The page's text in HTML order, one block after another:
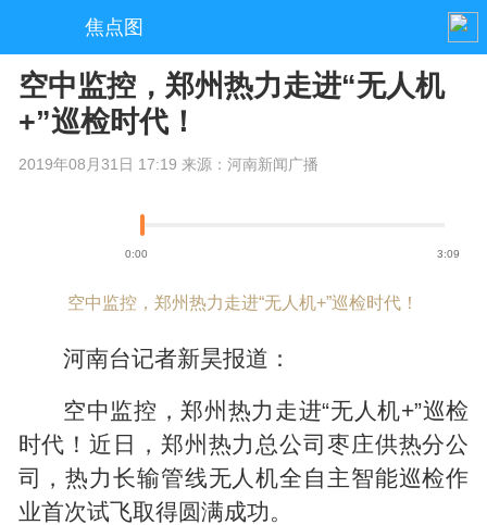
焦点图
空中监控，郑州热力走进“无人机
+”巡检时代！
2019年08月31日 17:19 来源：河南新闻广播
0:00 3:09
空中监控，郑州热力走进“无人机+”巡检时代！
河南台记者新昊报道：
空中监控，郑州热力走进“无人机+”巡检
时代！近日，郑州热力总公司枣庄供热分公
司，热力长输管线无人机全自主智能巡检作
业首次试飞取得圆满成功。